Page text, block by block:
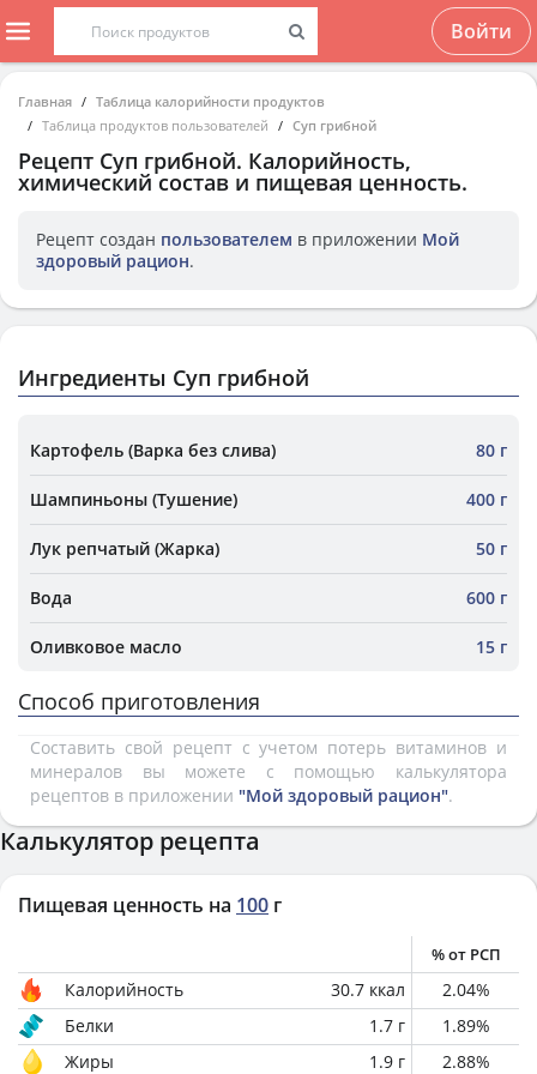
Войти
Главная
Таблица калорийности продуктов
Таблица продуктов пользователей
Суп грибной
Рецепт Суп грибной. Калорийность,
химический состав и пищевая ценность.
Рецепт создан пользователем в приложении Мой
здоровый рацион.
Ингредиенты Суп грибной
Картофель (Варка без слива) 80 г
Шампиньоны (Тушение) 400 г
Лук репчатый (Жарка) 50 г
Вода 600 г
Оливковое масло 15 г
Способ приготовления
Составить свой рецепт с учетом потерь витаминов и
минералов вы можете с помощью калькулятора
рецептов в приложении "Мой здоровый рацион".
Калькулятор рецепта
Пищевая ценность на 100 г
% от РСП
Калорийность 30.7 ккал 2.04%
Белки
1.7 г 1.89%
Жиры
1.9 г 2.88%